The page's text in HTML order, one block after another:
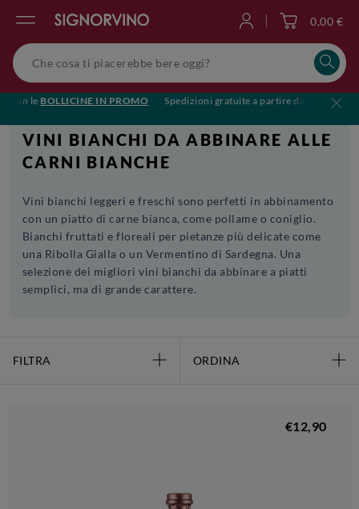
leBOLLICINE IN PROMO Spedizioni gratuite a partire da €119
0,00 €
VINI BIANCHI DA ABBINARE ALLE
CARNI BIANCHE
Vini bianchi leggeri e freschi sono perfetti in abbinamento
con un piatto di carne bianca, come pollame o coniglio.
Bianchi fruttati e floreali per pietanze più delicate come
una Ribolla Gialla o un Vermentino di Sardegna. Una
selezione dei migliori vini bianchi da abbinare a piatti
semplici, ma di grande carattere.
FILTRA ORDINA
€12,90